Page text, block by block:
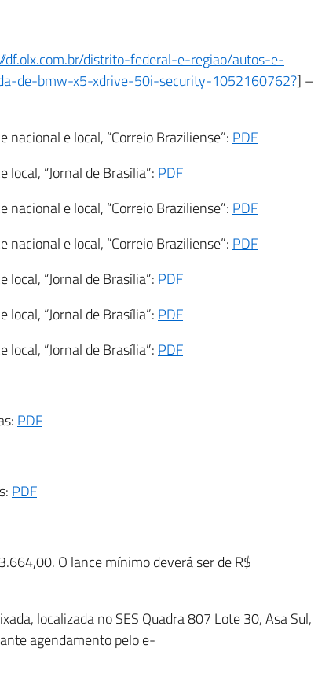
df.olx.com.br/distrito-federal-e-regiao/autos-e-
de-bmw-x5-xdrive-50i-security-1052160762?] –
e local, “Correio Braziliense”: PDF
“Jornal de Brasília”: PDF
e local, “Correio Braziliense”: PDF
e local, “Correio Braziliense”: PDF
“Jornal de Brasília”: PDF
“Jornal de Brasília”: PDF
“Jornal de Brasília”: PDF
PDF
PDF
O lance mínimo deverá ser de R$
localizada no SES Quadra 807 Lote 30, Asa Sul,
agendamento pelo e-